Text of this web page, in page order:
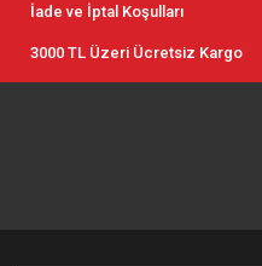
İade ve İptal Koşulları
3000 TL Üzeri Ücretsiz Kargo